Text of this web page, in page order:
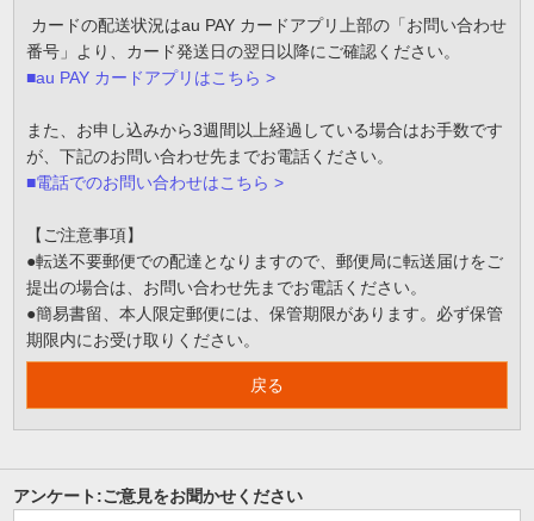
カードの配送状況はau PAY カードアプリ上部の「お問い合わせ
番号」より、カード発送日の翌日以降にご確認ください。
■au PAY カードアプリはこちら >
また、お申し込みから3週間以上経過している場合はお手数です
が、下記のお問い合わせ先までお電話ください。
■電話でのお問い合わせはこちら >
【ご注意事項】
●転送不要郵便での配達となりますので、郵便局に転送届けをご
提出の場合は、お問い合わせ先までお電話ください。
●簡易書留、本人限定郵便には、保管期限があります。必ず保管
期限内にお受け取りください。
戻る
アンケート:ご意見をお聞かせください